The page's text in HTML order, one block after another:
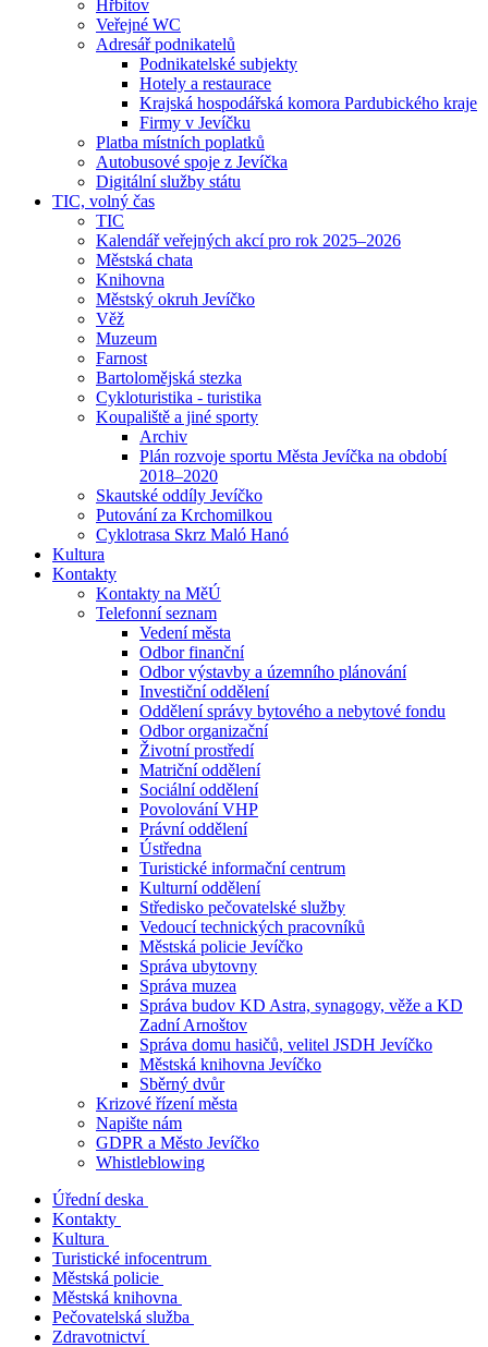
Hřbitov
Veřejné WC
Adresář podnikatelů
Podnikatelské subjekty
Hotely a restaurace
Krajská hospodářská komora Pardubického kraje
Firmy v Jevíčku
Platba místních poplatků
Autobusové spoje z Jevíčka
Digitální služby státu
TIC, volný čas
TIC
Kalendář veřejných akcí pro rok 2025–2026
Městská chata
Knihovna
Městský okruh Jevíčko
Věž
Muzeum
Farnost
Bartolomějská stezka
Cykloturistika - turistika
Koupaliště a jiné sporty
Archiv
Plán rozvoje sportu Města Jevíčka na období
2018–2020
Skautské oddíly Jevíčko
Putování za Krchomilkou
Cyklotrasa Skrz Maló Hanó
Kultura
Kontakty
Kontakty na MěÚ
Telefonní seznam
Vedení města
Odbor finanční
Odbor výstavby a územního plánování
Investiční oddělení
Oddělení správy bytového a nebytové fondu
Odbor organizační
Životní prostředí
Matriční oddělení
Sociální oddělení
Povolování VHP
Právní oddělení
Ústředna
Turistické informační centrum
Kulturní oddělení
Středisko pečovatelské služby
Vedoucí technických pracovníků
Městská policie Jevíčko
Správa ubytovny
Správa muzea
Správa budov KD Astra, synagogy, věže a KD
Zadní Arnoštov
Správa domu hasičů, velitel JSDH Jevíčko
Městská knihovna Jevíčko
Sběrný dvůr
Krizové řízení města
Napište nám
GDPR a Město Jevíčko
Whistleblowing
Úřední deska
Kontakty
Kultura
Turistické infocentrum
Městská policie
Městská knihovna
Pečovatelská služba
Zdravotnictví